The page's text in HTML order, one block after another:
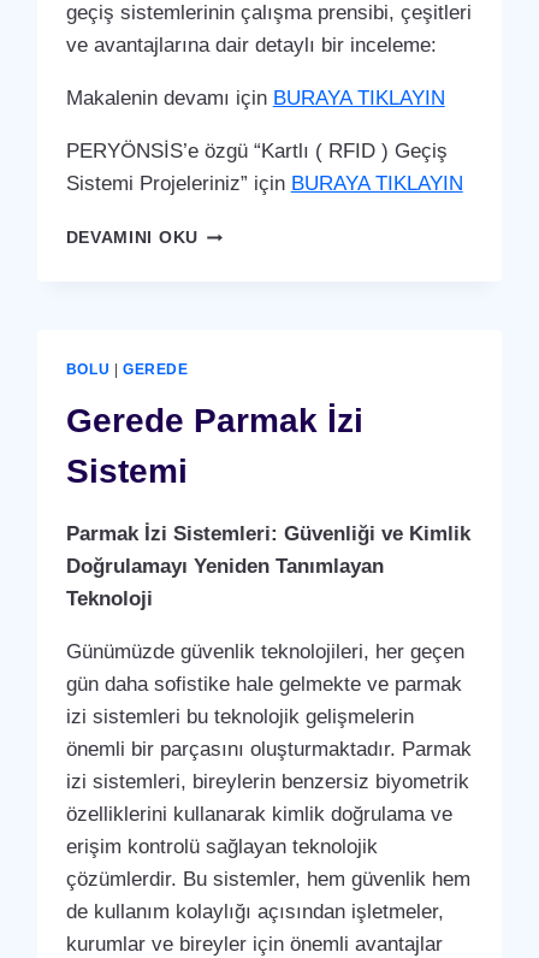
geçiş sistemlerinin çalışma prensibi, çeşitleri
ve avantajlarına dair detaylı bir inceleme:
Makalenin devamı için BURAYA TIKLAYIN
PERYÖNSİS’e özgü “Kartlı ( RFID ) Geçiş
Sistemi Projeleriniz” için BURAYA TIKLAYIN
DEVAMINI OKUGEREDE
BOLU GEREDE
Gerede Parmak İzi
Sistemi
Parmak İzi Sistemleri: Güvenliği ve Kimlik
Doğrulamayı Yeniden Tanımlayan
Teknoloji
Günümüzde güvenlik teknolojileri, her geçen
gün daha sofistike hale gelmekte ve parmak
izi sistemleri bu teknolojik gelişmelerin
önemli bir parçasını oluşturmaktadır. Parmak
izi sistemleri, bireylerin benzersiz biyometrik
özelliklerini kullanarak kimlik doğrulama ve
erişim kontrolü sağlayan teknolojik
çözümlerdir. Bu sistemler, hem güvenlik hem
de kullanım kolaylığı açısından işletmeler,
kurumlar ve bireyler için önemli avantajlar